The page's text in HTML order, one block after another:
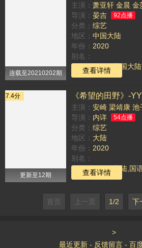
连载至20210202期
主演： 萧亚轩 金晨 金
导演： 晏吉 92点播
分类： 综艺
地区： 中国大陆
年份： 2020
别名：
TAG：2020 ,中国大陆,汉语普通话,正片,综
查看详情
7.4分
更新至12期
《希望的田野》-
主演： 安崎 梁靖康 池
导演： 内详 54点播
分类： 综艺
地区： 大陆
年份： 2020
别名：
TAG：2020 ,大陆,国语,正片,
查看详情
首页 上一页 1/2 下
>
最近更新 - 反馈留言 - 百